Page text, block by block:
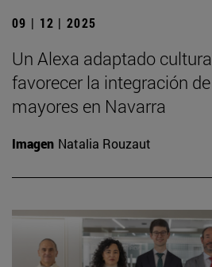
09 | 12 | 2025
Un Alexa adaptado
favorecer la integración
mayores en Navarra
Imagen Natalia Rouzaut